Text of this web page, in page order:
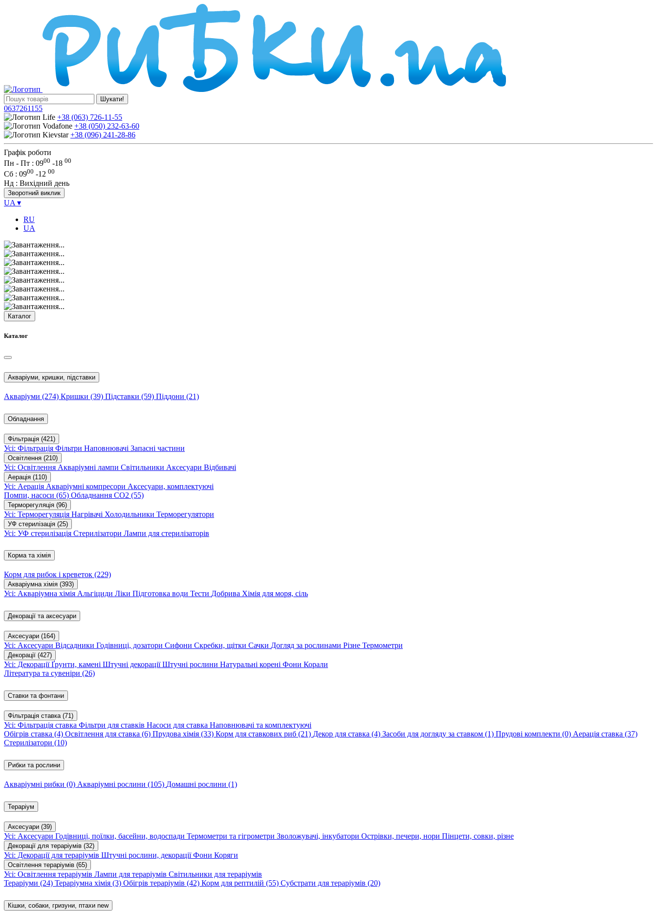
Шукати!
0637261155
+38 (063) 726-11-55
+38 (050) 232-63-60
+38 (096) 241-28-86
Графік роботи
Пн - Пт : 0900 -18 00
Сб : 0900 -12 00
Нд : Вихідний день
Зворотний виклик
UA ▾
RU
UA
Каталог
Каталог
Акваріуми, кришки, підставки
Акваріуми (274) Кришки (39) Підставки (59) Піддони (21)
Обладнання
Фільтрація (421)
Усі: Фільтрація Фільтри Наповнювачі Запасні частини
Освітлення (210)
Усі: Освітлення Акваріумні лампи Світильники Аксесуари Відбивачі
Аерація (110)
Усі: Аерація Акваріумні компресори Аксесуари, комплектуючі
Помпи, насоси (65) Обладнання CO2 (55)
Терморегуляція (96)
Усі: Терморегуляція Нагрівачі Холодильники Терморегулятори
УФ стерилізація (25)
Усі: УФ стерилізація Стерилізатори Лампи для стерилізаторів
Корма та хімія
Корм для рибок і креветок (229)
Акваріумна хімія (393)
Усі: Акваріумна хімія Альгіциди Ліки Підготовка води Тести Добрива Хімія для моря, сіль
Декорації та аксесуари
Аксесуари (164)
Усі: Аксесуари Відсадники Годівниці, дозатори Сифони Скребки, щітки Сачки Догляд за рослинами Різне Термометри
Декорації (427)
Усі: ДекораціїҐрунти, камені Штучні декораціїШтучні рослини Натуральні корені Фони Корали
Література та сувеніри (26)
Ставки та фонтани
Фільтрація ставка (71)
Усі: Фільтрація ставка Фільтри для ставків Насоси для ставка Наповнювачі та комплектуючі
Обігрів ставка (4) Освітлення для ставка (6) Прудова хімія (33) Корм для ставкових риб (21) Декор для ставка (4) Засоби для догляду за ставком (1) Прудові комплекти (0) Аерація ставка (37)
Стерилізатори (10)
Рибки та рослини
Акваріумні рибки (0) Акваріумні рослини (105) Домашні рослини (1)
Тераріум
Аксесуари (39)
Усі: Аксесуари Годівниці, поїлки, басейни, водоспади Термометри та гігрометри Зволожувачі, інкубатори Острівки, печери, нори Пінцети, совки, різне
Декорації для тераріумів (32)
Усі: Декорації для тераріумів Штучні рослини, декораціїФони Коряги
Освітлення тераріумів (65)
Усі: Освітлення тераріумів Лампи для тераріумів Світильники для тераріумів
Тераріуми (24) Тераріумна хімія (3) Обігрів тераріумів (42) Корм для рептилій (55) Субстрати для тераріумів (20)
Кішки, собаки, гризуни, птахи new